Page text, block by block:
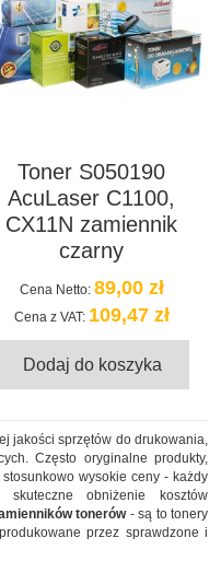
Toner S050190
AcuLaser C1100,
CX11N zamiennik
czarny
Cena Netto: 89,00 zł
Cena z VAT: 109,47 zł
Dodaj do koszyka
jakości sprzętów do drukowania,
Często oryginalne produkty,
wysokie ceny - każdy
obniżenie kosztów
tonerów- są to tonery
przez sprawdzone i